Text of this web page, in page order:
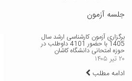
جلسه آزمون
برگزاری آزمون کارشناسی ارشد سال
1405 با حضور 4101 داوطلب در
حوزه امتحانی دانشگاه کاشان
۲۰ تیر ۱۴۰۵
ادامه مطلب